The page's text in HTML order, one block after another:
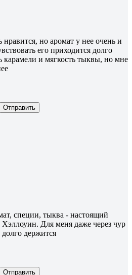
но аромат у нее очень и
его приходится долго
карамели и мягкость тыквы, но мне
Отправить
специи, тыква - настоящий
Для меня даже через чур
держится
Отправить